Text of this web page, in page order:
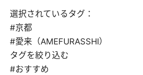
選択されているタグ：
#京都
#愛来（AMEFURASSHI）
タグを絞り込む
#おすすめ